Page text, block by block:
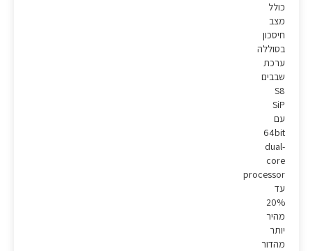
כולל
מצב
חיסכון
בסוללה
ערכת
שבבים
S8
SiP
עם
64bit
dual-
core
processor
עד
20%
מהיר
יותר
מהדור